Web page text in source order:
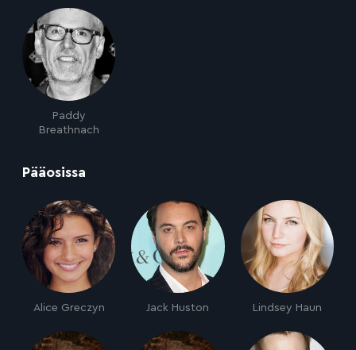
Paddy
Breathnach
Pääosissa
Alice Greczyn Jack Huston Lindsey Haun